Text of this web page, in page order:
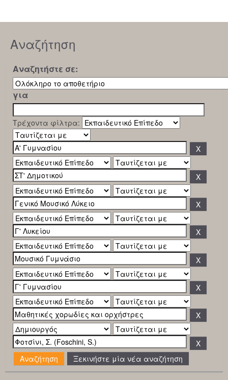
Αναζήτηση
Αναζητήστε σε:
για
Τρέχοντα φίλτρα:
Ξεκινήστε μία νέα αναζήτηση